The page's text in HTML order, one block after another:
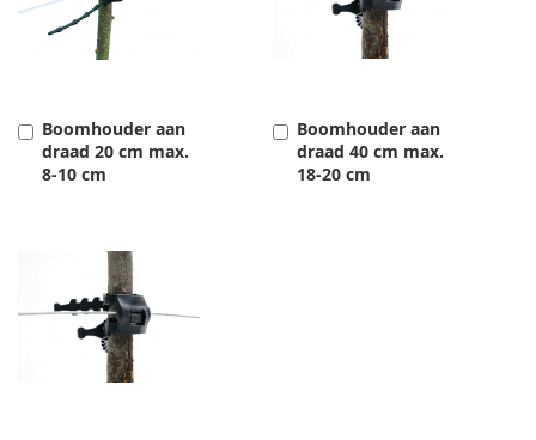
Boomhouder aan
draad 20 cm max.
8-10 cm
Toevoegen
Boomhouder aan
draad 40 cm max.
18-20 cm
Toevoegen